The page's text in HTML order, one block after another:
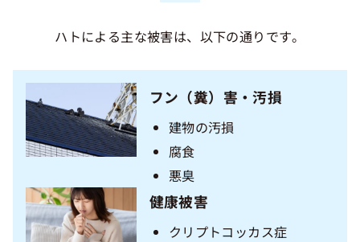
ハトによる主な被害は、以下の通りです。
フン（糞）害・汚損
建物の汚損
腐食
悪臭
健康被害
クリプトコッカス症